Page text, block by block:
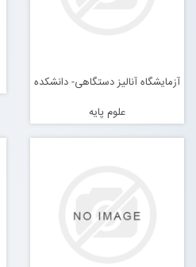
آزمایشگاه آنالیز دستگاهی- دانشکده
علوم پایه